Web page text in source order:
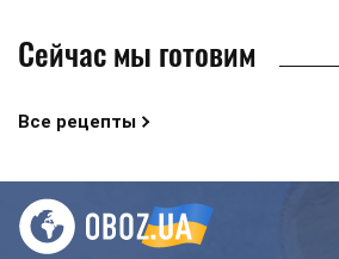
Сейчас мы готовим
Все рецепты